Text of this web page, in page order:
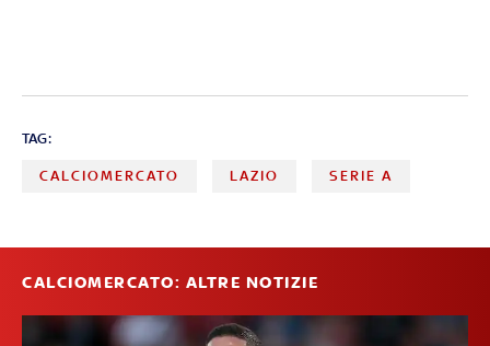
TAG:
CALCIOMERCATO LAZIO SERIE A
CALCIOMERCATO: ALTRE NOTIZIE